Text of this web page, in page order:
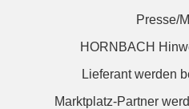
Presse/
HORNBACH
Lieferant werden
Marktplatz-Partner